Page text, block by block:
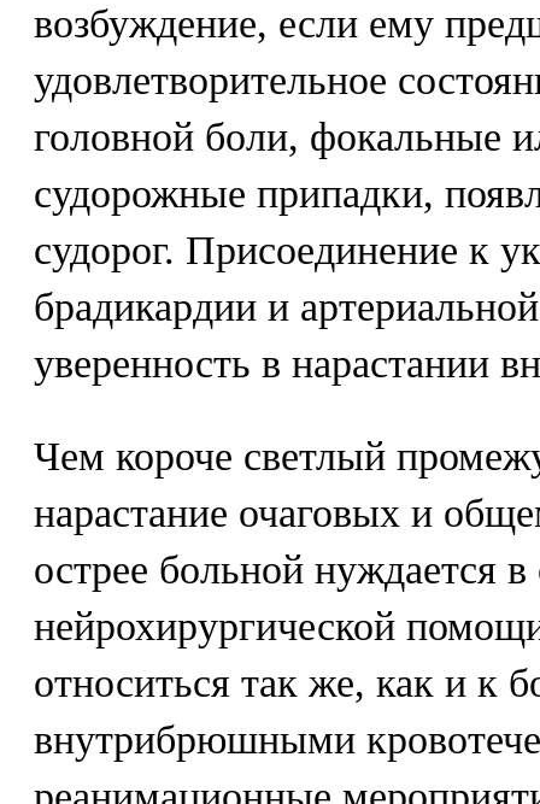
возбуждение, если ему
удовлетворительное
головной боли, фокальные
судорожные припадки,
судорог. Присоединение к
брадикардии и
уверенность в нарастании
Чем короче светлый
нарастание очаговых и
острее больной нуждается в
нейрохирургической
относиться так же, как и к
внутрибрюшными